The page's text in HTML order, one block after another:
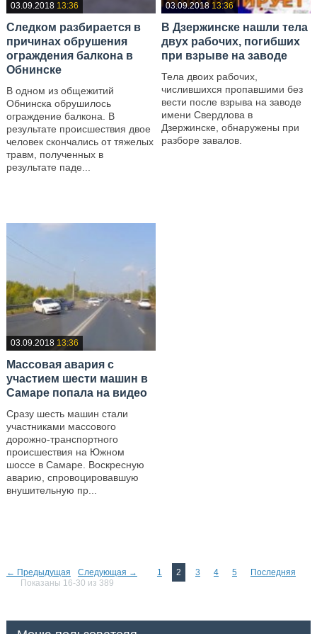
03.09.2018 13:36
Следком разбирается в
причинах обрушения
ограждения балкона в
Обнинске
В одном из общежитий
Обнинска обрушилось
ограждение балкона. В
результате происшествия двое
человек скончались от тяжелых
травм, полученных в
результате паде...
03.09.2018 13:36
В Дзержинске нашли тела
двух рабочих, погибших
при взрыве на заводе
Тела двоих рабочих,
числившихся пропавшими без
вести после взрыва на заводе
имени Свердлова в
Дзержинске, обнаружены при
разборе завалов.
03.09.2018 13:36
Массовая авария с
участием шести машин в
Самаре попала на видео
Сразу шесть машин стали
участниками массового
дорожно-транспортного
происшествия на Южном
шоссе в Самаре. Воскресную
аварию, спровоцировавшую
внушительную пр...
← Предыдущая Следующая → 1 2 3 4 5
Последняя
Показаны 16-30 из 389